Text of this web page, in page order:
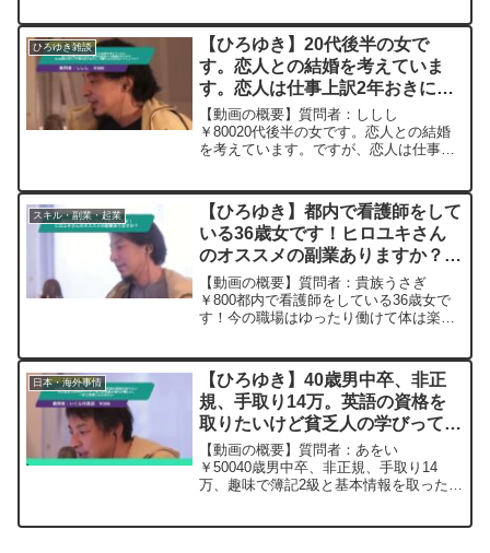
未経験分野で民間から公務員なることに
不安があ...
ひろゆき雑談
【ひろゆき】20代後半の女で
す。恋人との結婚を考えていま
す。恋人は仕事上訳2年おきに国
内外(田舎)への転勤があります。
ある程度の収入で仕事を続けなが
ら、同棲する方法はないでしょう
【動画の概要】質問者：ししし
￥80020代後半の女です。恋人との結婚
を考えています。ですが、恋人は仕事上
ら、同棲する方法はないでしょうか？私
は今大手のメーカーに勤...
スキル・副業・起業
【ひろゆき】都内で看護師をして
いる36歳女です！ヒロユキさん
のオススメの副業ありますか？
ー ひろゆき切り抜き
20240404
【動画の概要】質問者：貴族うさぎ
￥800都内で看護師をしている36歳女で
す！今の職場はゆったり働けて体は楽な
で副業をしたいのですが、ヒロユキさん
のオススメの副業ありま...
日本・海外事情
【ひろゆき】40歳男中卒、非正
規、手取り14万。英語の資格を
取りたいけど貧乏人の学びってど
こまでが無駄か線引が難しい。一
言ご感想いただきたいー ひろゆ
き切り抜き 20240109
【動画の概要】質問者：あをい
￥50040歳男中卒、非正規、手取り14
万、趣味で簿記2級と基本情報を取ったが